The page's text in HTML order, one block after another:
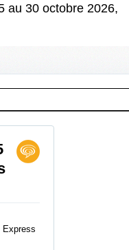
au 30 octobre 2026,
Express